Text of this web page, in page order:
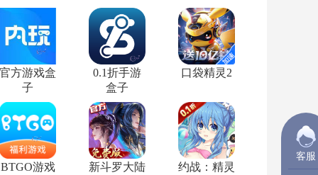
官方游戏盒
子
0.1折手游
盒子
口袋精灵2
BTGO游戏
新斗罗大陆
约战：精灵
客服